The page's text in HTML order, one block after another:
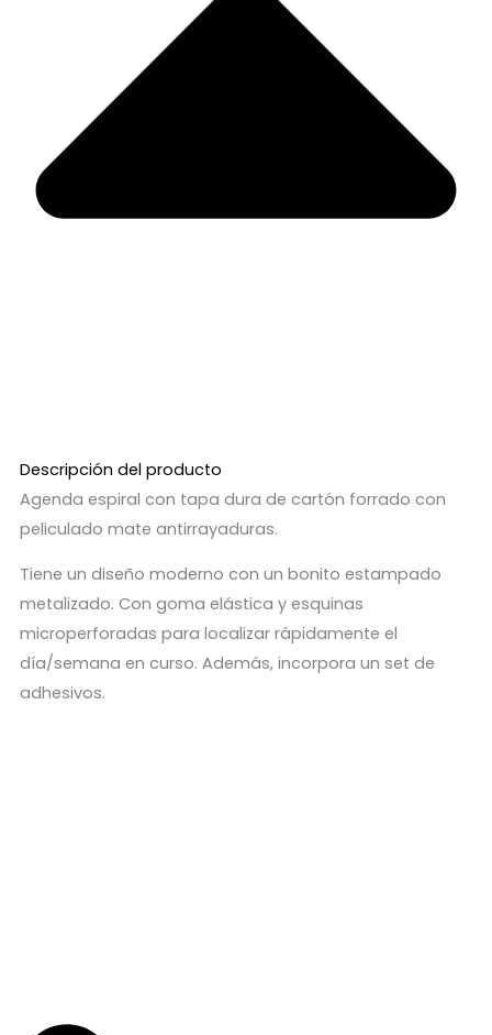
Descripción del producto
Agenda espiral con tapa dura de cartón forrado con
peliculado mate antirrayaduras.
Tiene un diseño moderno con un bonito estampado
metalizado. Con goma elástica y esquinas
microperforadas para localizar rápidamente el
día/semana en curso. Además, incorpora un set de
adhesivos.